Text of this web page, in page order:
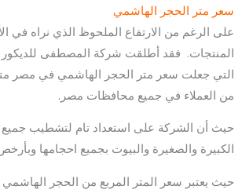
سعر متر الحجر الهاشمي
على الرغم من الارتفاع الملحوظ الذي نراه في
المنتجات. فقد أطلقت شركة المصطفى للديكور
التي جعلت سعر متر الحجر الهاشمي في مصر
من العملاء في جميع محافظات مصر.
حيث أن الشركة على استعداد تام لتشطيب جميع
الكبيرة والصغيرة والبيوت بجميع احجامها
حيث يعتبر سعر المتر المربع من الحجر